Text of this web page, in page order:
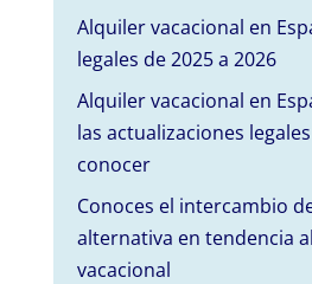
Alquiler vacacional en
legales de 2025 a 2026
Alquiler vacacional en
las actualizaciones
conocer
Conoces el intercambio
alternativa en tendencia
vacacional